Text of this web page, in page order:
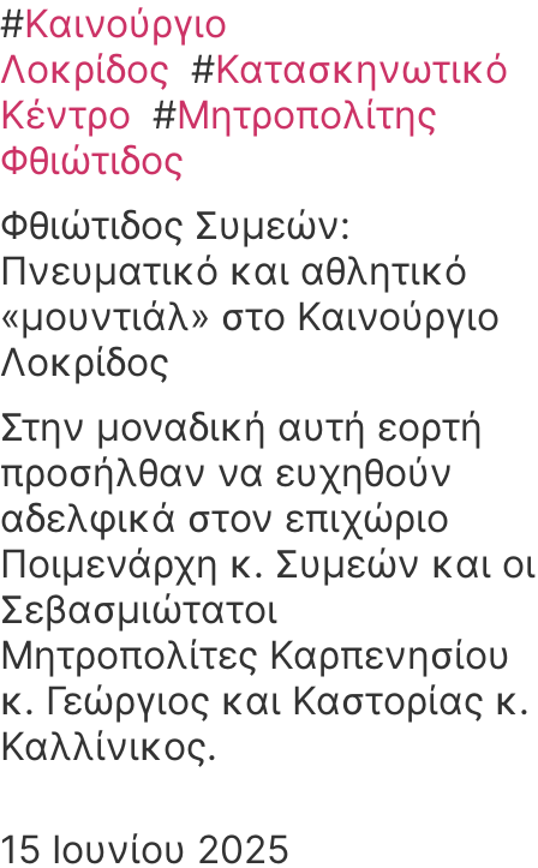
#Καινούργιο
Λοκρίδος #Κατασκηνωτικό
Κέντρο #Μητροπολίτης
Φθιώτιδος
Φθιώτιδος Συμεών:
Πνευματικό και αθλητικό
«μουντιάλ» στο Καινούργιο
Λοκρίδος
Στην μοναδική αυτή εορτή
προσήλθαν να ευχηθούν
αδελφικά στον επιχώριο
Ποιμενάρχη κ. Συμεών και οι
Σεβασμιώτατοι
Μητροπολίτες Καρπενησίου
κ. Γεώργιος και Καστορίας κ.
Καλλίνικος.
15 Ιουνίου 2025